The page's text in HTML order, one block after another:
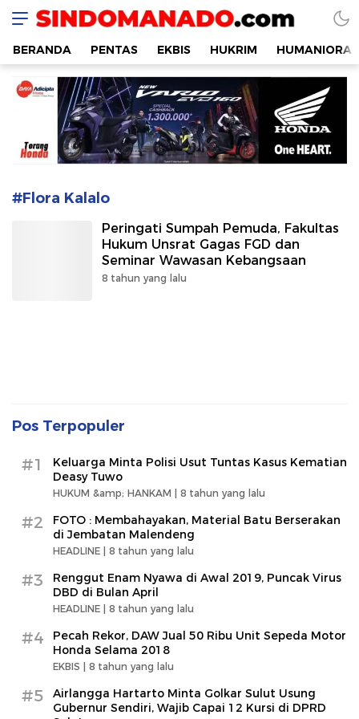
SINDOMANADO
Informatif dan Edukatif
BERANDA PENTAS EKBIS HUKRIM HUMANIORA
#Flora Kalalo
Peringati Sumpah Pemuda, Fakultas
Hukum Unsrat Gagas FGD dan
Seminar Wawasan Kebangsaan
8 tahun yang lalu
Pos Terpopuler
#1
Keluarga Minta Polisi Usut Tuntas Kasus Kematian
Deasy Tuwo
HUKUM &amp; HANKAM | 8 tahun yang lalu
#2
FOTO : Membahayakan, Material Batu Berserakan
di Jembatan Malendeng
HEADLINE | 8 tahun yang lalu
#3
Renggut Enam Nyawa di Awal 2019, Puncak Virus
DBD di Bulan April
HEADLINE | 8 tahun yang lalu
#4
Pecah Rekor, DAW Jual 50 Ribu Unit Sepeda Motor
Honda Selama 2018
EKBIS | 8 tahun yang lalu
#5
Airlangga Hartarto Minta Golkar Sulut Usung
Gubernur Sendiri, Wajib Capai 12 Kursi di DPRD